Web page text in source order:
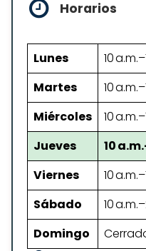
Horarios
Lunes
10
Martes
10
Miércoles
10
Jueves
10
Viernes
10
Sábado
10
Domingo